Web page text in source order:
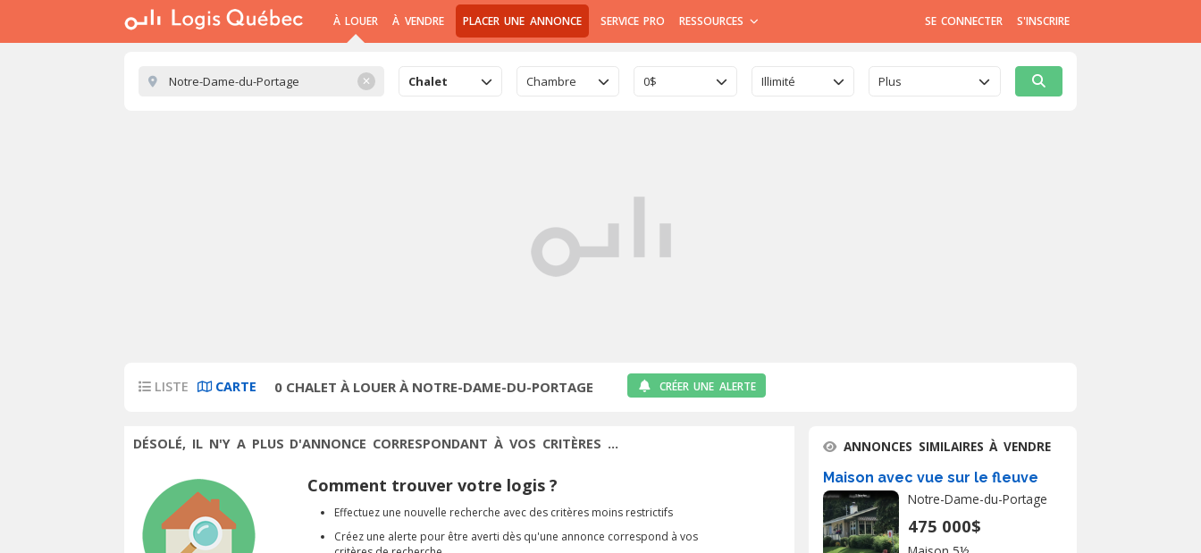
À LOUER À VENDRE PLACER UNE ANNONCE SERVICE PRO RESSOURCES SE CONNECTER S'INSCRIRE
✕ Chalet Chambre 0$ Illimité Plus
LISTE CARTE 0 CHALET À LOUER À NOTRE-DAME-DU-PORTAGE CRÉER UNE ALERTE
DÉSOLÉ, IL N'Y A PLUS D'ANNONCE CORRESPONDANT À VOS CRITÈRES ...
Comment trouver votre logis ?
Effectuez une nouvelle recherche avec des critères moins restrictifs
Créez une alerte pour être averti dès qu'une annonce correspond à vos
ANNONCES SIMILAIRES À VENDRE
Maison avec vue sur le fleuve
Notre-Dame-du-Portage
475 000$